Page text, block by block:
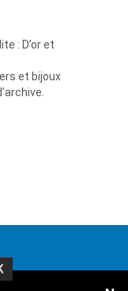
: D’or et
et bijoux